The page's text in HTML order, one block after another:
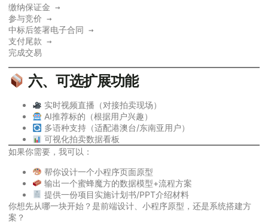
缴纳保证金 →
参与竞价 →
中标后签署电子合同 →
支付尾款 →
六、可选扩展功能
实时视频直播（对接拍卖现场）
AI推荐标的（根据用户兴趣）
多语种支持（适配港澳台/东南亚用户）
可视化拍卖数据看板
如果你需要，我可以：
帮你设计一个小程序页面原型
输出一个蜜蜂魔方的数据模型+流程方案
提供一份项目实施计划书/PPT介绍材料
你想先从哪一块开始？是前端设计、小程序原型，还是系统搭建方
案？